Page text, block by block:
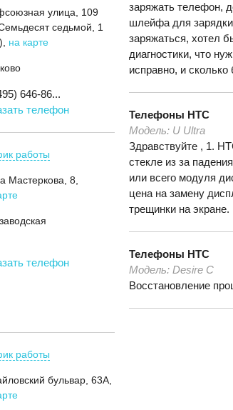
улица, 109
седьмой, 1
на карте
646-86...
телефон
работы
Мастеркова, 8
телефон
работы
бульвар, 63А
заряжать телефон,
шлейфа для
заряжаться, хотел
диагностики, что
исправно, и сколько
Телефоны HTC
Модель: U Ultra
Здравствуйте , 1.
стекле из за
или всего модуля
цена на замену
трещинки на экране.
Телефоны HTC
Модель: Desire C
Восстановление